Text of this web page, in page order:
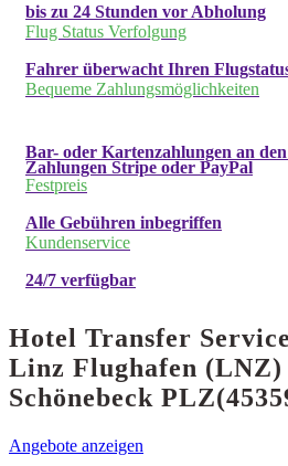
bis zu 24 Stunden vor Abholung
Flug Status Verfolgung
Fahrer überwacht Ihren
Bequeme Zahlungsmöglichkeiten
Bar- oder Kartenzahlungen an
Zahlungen Stripe oder PayPal
Festpreis
Alle Gebühren inbegriffen
Kundenservice
24/7 verfügbar
Hotel Transfer
Linz Flughafen (LNZ)
Schönebeck
Angebote anzeigen